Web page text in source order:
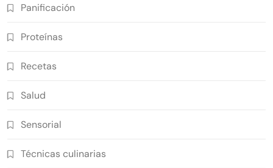
Panificación
Proteínas
Recetas
Salud
Sensorial
Técnicas culinarias